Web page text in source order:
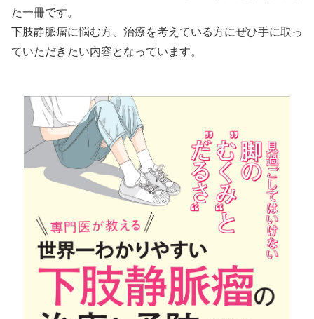
た一冊です。
下肢静脈瘤に悩む方、治療を考えている方にぜひ手に取っ
ていただきたい内容となっています。